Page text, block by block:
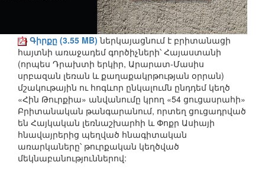
Գիրքը (3.55 MB) ներկայացնում է բրիտանացի
հայտնի առաջադեմ գործիչների՝ Հայաստանի
(որպես Դրախտի երկիր, Արարատ-Մասիս
սրբազան լեռան և քաղաքակրթության օրրան)
մշակութային ու հոգևոր ընկալումն ընդդեմ կեղծ
«Հին Թուրքիա» անվանումը կրող «54 ցուցասրահի»
Բրիտանական թանգարանում, որտեղ ցուցադրված
են Հայկական լեռնաշխարհի և Փոքր Ասիայի
հնավայրերից պեղված հնագիտական
առարկաները՝ թուրքական կեղծված
մեկնաբանություններով: